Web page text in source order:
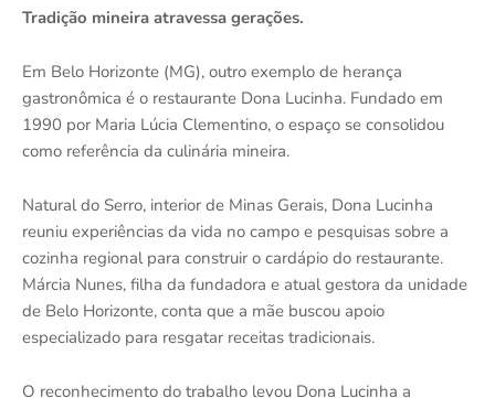
Tradição mineira atravessa gerações.
Em Belo Horizonte (MG), outro exemplo de herança
gastronômica é o restaurante Dona Lucinha. Fundado em
1990 por Maria Lúcia Clementino, o espaço se consolidou
como referência da culinária mineira.
Natural do Serro, interior de Minas Gerais, Dona Lucinha
reuniu experiências da vida no campo e pesquisas sobre a
cozinha regional para construir o cardápio do restaurante.
Márcia Nunes, filha da fundadora e atual gestora da unidade
de Belo Horizonte, conta que a mãe buscou apoio
especializado para resgatar receitas tradicionais.
O reconhecimento do trabalho levou Dona Lucinha a